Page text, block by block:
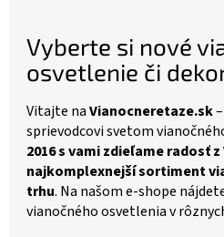
Vyberte si nové
osvetlenie či
Vitajte naVianocneretaze.sk
sprievodcovi svetom
2016 s vami zdieľame radosť
najkomplexnejší sortiment
trhu. Na našom e-shope
vianočného osvetlenia v